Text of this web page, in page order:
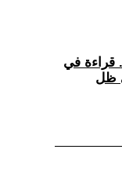
قراءة في
ظل